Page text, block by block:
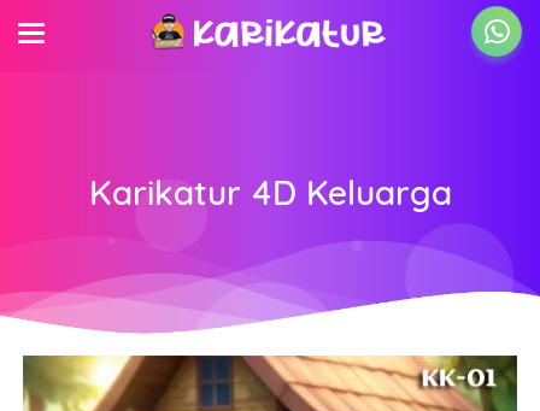
Karikatur 4D Keluarga